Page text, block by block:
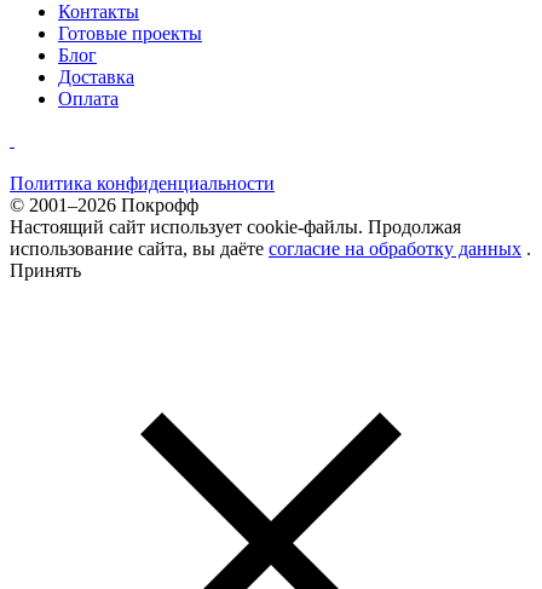
Контакты
Готовые проекты
Блог
Доставка
Оплата
Политика конфиденциальности
© 2001–2026 Покрофф
Настоящий сайт использует cookie-файлы. Продолжая
использование сайта, вы даёте согласие на обработку данных .
Принять